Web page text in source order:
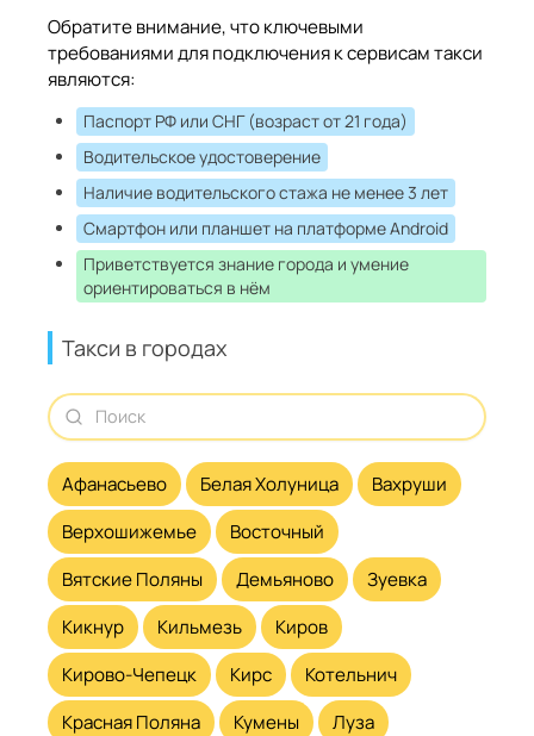
Обратите внимание, что ключевыми
требованиями для подключения к сервисам такси
являются:
Паспорт РФ или СНГ (возраст от 21 года)
Водительское удостоверение
Наличие водительского стажа не менее 3 лет
Смартфон или планшет на платформе Android
Приветствуется знание города и умение
ориентироваться в нём
Такси в городах
Афанасьево Белая Холуница
Вахруши
Верхошижемье
Восточный
Вятские Поляны
Демьяново
Зуевка
Кикнур
Кильмезь
Киров
Кирово-Чепецк
Кирс
Котельнич
Красная Поляна
Кумены
Луза